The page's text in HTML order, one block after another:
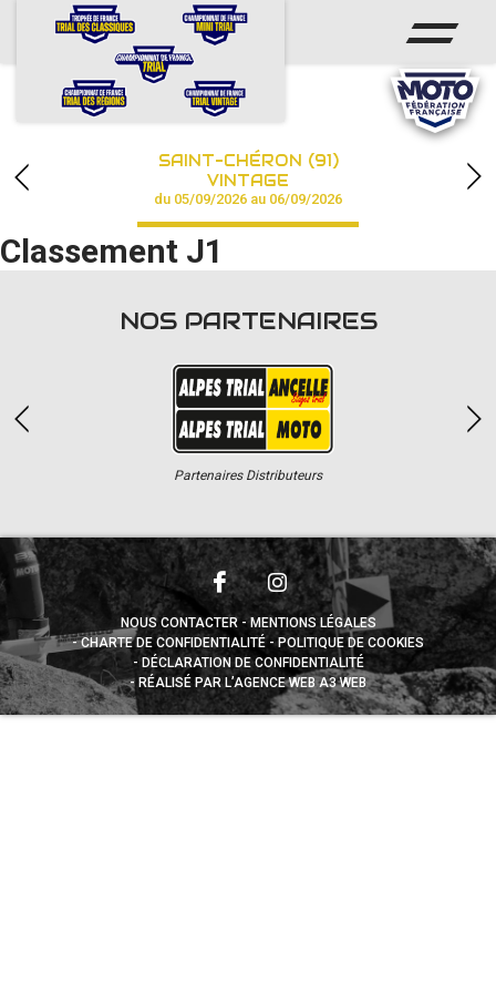
ACCUEIL
CALENDRIER
CHAMPIONNAT
RÉSULTATS
PHOTOS / VIDÉOS
PARTENAIRES
SAINT-CHÉRON (91)
VINTAGE
du 05/09/2026 au 06/09/2026
Classement J1
NOS PARTENAIRES
Partenaires Distributeurs
NOUS CONTACTER
MENTIONS LÉGALES
CHARTE DE CONFIDENTIALITÉ
POLITIQUE DE COOKIES
DÉCLARATION DE CONFIDENTIALITÉ
RÉALISÉ PAR L’AGENCE WEB A3 WEB